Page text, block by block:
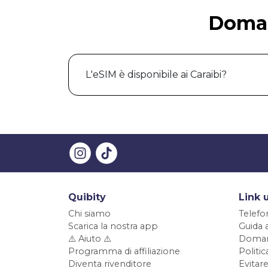
L'eSIM è disponibile ai Caraibi?
Quibity
Chi siamo
Scarica la nostra app
⚠️ Aiuto ⚠️
Programma di affiliazione
Diventa rivenditore
Link
Guida